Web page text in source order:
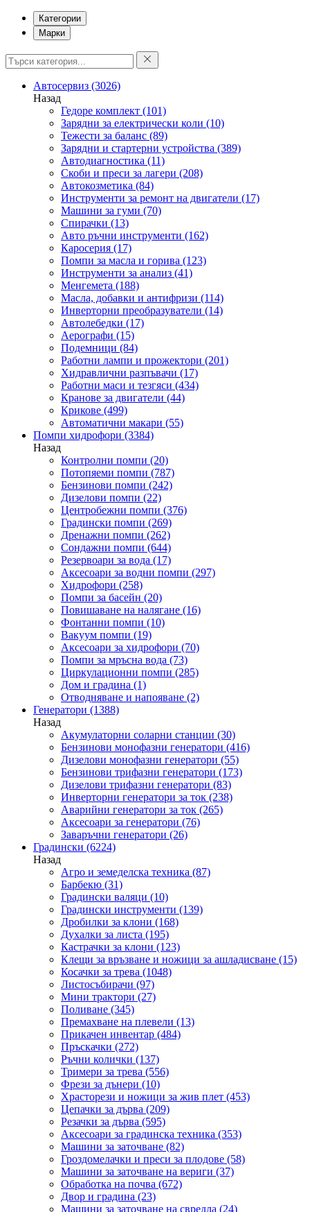
Категории
Марки
Автосервиз (3026)
Назад
Гедоре комплект (101)
Зарядни за електрически коли (10)
Тежести за баланс (89)
Зарядни и стартерни устройства (389)
Автодиагностика (11)
Скоби и преси за лагери (208)
Автокозметика (84)
Инструменти за ремонт на двигатели (17)
Машини за гуми (70)
Спирачки (13)
Авто ръчни инструменти (162)
Каросерия (17)
Помпи за масла и горива (123)
Инструменти за анализ (41)
Менгемета (188)
Масла, добавки и антифризи (114)
Инверторни преобразуватели (14)
Автолебедки (17)
Аерографи (15)
Подемници (84)
Работни лампи и прожектори (201)
Хидравлични разпъвачи (17)
Работни маси и тезгяси (434)
Кранове за двигатели (44)
Крикове (499)
Автоматични макари (55)
Помпи хидрофори (3384)
Назад
Контролни помпи (20)
Потопяеми помпи (787)
Бензинови помпи (242)
Дизелови помпи (22)
Центробежни помпи (376)
Градински помпи (269)
Дренажни помпи (262)
Сондажни помпи (644)
Резервоари за вода (17)
Аксесоари за водни помпи (297)
Хидрофори (258)
Помпи за басейн (20)
Повишаване на налягане (16)
Фонтанни помпи (10)
Вакуум помпи (19)
Аксесоари за хидрофори (70)
Помпи за мръсна вода (73)
Циркулационни помпи (285)
Дом и градина (1)
Отводняване и напояване (2)
Генератори (1388)
Назад
Акумулаторни соларни станции (30)
Бензинови монофазни генератори (416)
Дизелови монофазни генератори (55)
Бензинови трифазни генератори (173)
Дизелови трифазни генератори (83)
Инверторни генератори за ток (238)
Аварийни генератори за ток (265)
Аксесоари за генератори (76)
Заваръчни генератори (26)
Градински (6224)
Назад
Агро и земеделска техника (87)
Барбекю (31)
Градински валяци (10)
Градински инструменти (139)
Дробилки за клони (168)
Духалки за листа (195)
Кастрачки за клони (123)
Клещи за връзване и ножици за ашладисване (15)
Косачки за трева (1048)
Листосъбирачи (97)
Мини трактори (27)
Поливане (345)
Премахване на плевели (13)
Прикачен инвентар (484)
Пръскачки (272)
Ръчни колички (137)
Тримери за трева (556)
Фрези за дънери (10)
Храсторези и ножици за жив плет (453)
Цепачки за дърва (209)
Резачки за дърва (595)
Аксесоари за градинска техника (353)
Машини за заточване (82)
Гроздомелачки и преси за плодове (58)
Машини за заточване на вериги (37)
Обработка на почва (672)
Двор и градина (23)
Машини за заточване на свредла (24)